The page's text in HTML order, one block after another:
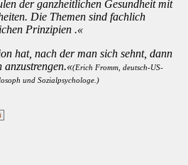
der ganzheitlichen Gesundheit mit
Die Themen sind fachlich
Prinzipien .«
hat, nach der man sich sehnt, dann
anzustrengen.«(Erich Fromm, deutsch-US-
und Sozialpsychologe.)